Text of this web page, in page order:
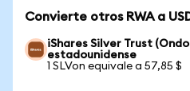
Convierte otros RWA a
iShares Silver Trust
estadounidense
1 SLVon equivale a 57,85 $